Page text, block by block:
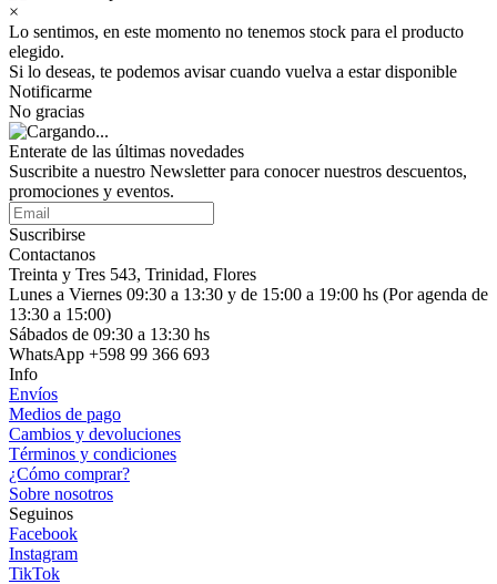
×
Lo sentimos, en este momento no tenemos stock para el producto
elegido.
Si lo deseas, te podemos avisar cuando vuelva a estar disponible
Notificarme
No gracias
Enterate de las últimas novedades
Suscribite a nuestro Newsletter para conocer nuestros descuentos,
promociones y eventos.
Suscribirse
Contactanos
Treinta y Tres 543, Trinidad, Flores
Lunes a Viernes 09:30 a 13:30 y de 15:00 a 19:00 hs (Por agenda de
13:30 a 15:00)
Sábados de 09:30 a 13:30 hs
WhatsApp +598 99 366 693
Info
Envíos
Medios de pago
Cambios y devoluciones
Términos y condiciones
¿Cómo comprar?
Sobre nosotros
Seguinos
Facebook
Instagram
TikTok